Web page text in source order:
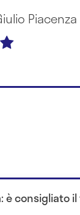
Piacenza
è consigliato